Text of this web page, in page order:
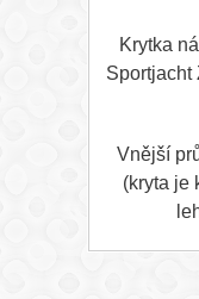
Krytka
Sportjacht
Vnější
(kryta je